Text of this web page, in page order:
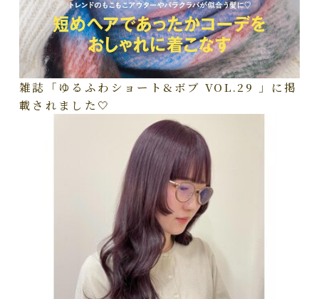
雑誌「ゆるふわショート&ボブ VOL.29 」に掲
載されました🤍